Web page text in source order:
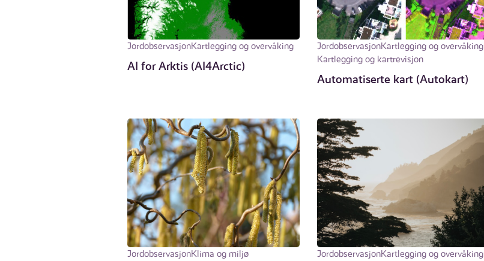
JordobservasjonKartlegging og overvåking
AI for Arktis (AI4Arctic)
JordobservasjonKartlegging og overvåking
Kartlegging og kartrevisjon
Automatiserte kart (Autokart)
JordobservasjonKlima og miljø JordobservasjonKartlegging og overvåking